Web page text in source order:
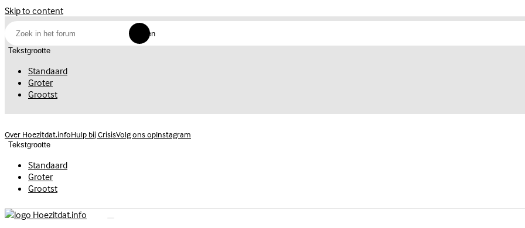
Skip to content
Zoeken
Tekstgrootte
Standaard
Groter
Grootst
Over Hoezitdat.infoHulp bij CrisisVolg ons opInstagram
Tekstgrootte
Standaard
Groter
Grootst